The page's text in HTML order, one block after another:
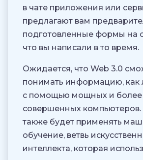
в чате приложения или
предлагают вам
подготовленные формы на
что вы написали в то время.
Ожидается, что Web 3.0
понимать информацию, как
с помощью мощных и более
совершенных компьютеров.
также будет применять
обучение, ветвь
интеллекта, которая